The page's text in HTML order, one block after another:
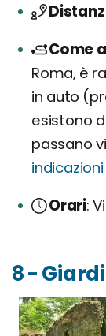
Come
Roma, è
in auto
esistono
passano
indicazioni
Orari
8 -